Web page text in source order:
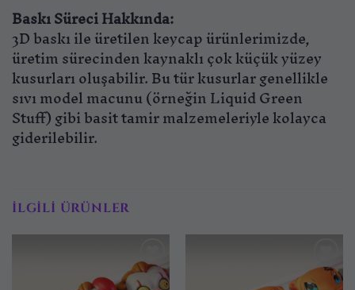
Baskı Süreci Hakkında:
3D baskı ile üretilen keycap ürünlerimizde,
üretim sürecinden kaynaklı çok küçük yüzey
kusurları oluşabilir. Bu tür kusurlar genellikle
sıvı model macunu (örneğin Liquid Green
Stuff) gibi basit tamir malzemeleriyle kolayca
giderilebilir.
İLGILI ÜRÜNLER
İstek İstek